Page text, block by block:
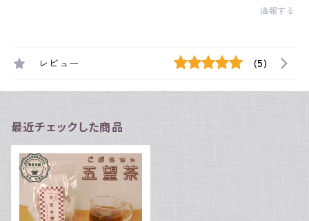
通報する
レビュー (5)
最近チェックした商品